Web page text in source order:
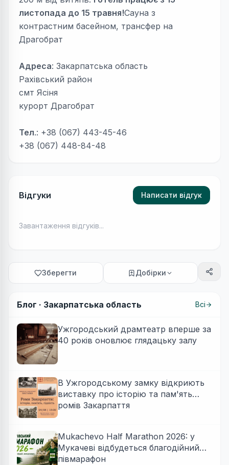
листопада до 15 травня!Сауна з
контрастним басейном, трансфер на
Драгобрат
Адреса: Закарпатська область
Рахівський район
смт Ясіня
курорт Драгобрат
Тел.: +38 (067) 443-45-46
+38 (067) 448-84-48
Відгуки Написати відгук
Завантаження відгуків...
Зберегти Добірки
Блог · Закарпатська область Всі
Ужгородський драмтеатр вперше за
40 років оновлює глядацьку залу
В Ужгородському замку відкриють
виставку про історію та пам'ять
ромів Закарпаття
Mukachevo Half Marathon 2026: у
Мукачеві відбудеться благодійний
півмарафон